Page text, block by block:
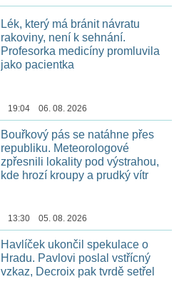
Lék, který má bránit návratu
rakoviny, není k sehnání.
Profesorka medicíny promluvila
jako pacientka
19:04 06. 08. 2026
Bouřkový pás se natáhne přes
republiku. Meteorologové
zpřesnili lokality pod výstrahou,
kde hrozí kroupy a prudký vítr
13:30 05. 08. 2026
Havlíček ukončil spekulace o
Hradu. Pavlovi poslal vstřícný
vzkaz, Decroix pak tvrdě setřel